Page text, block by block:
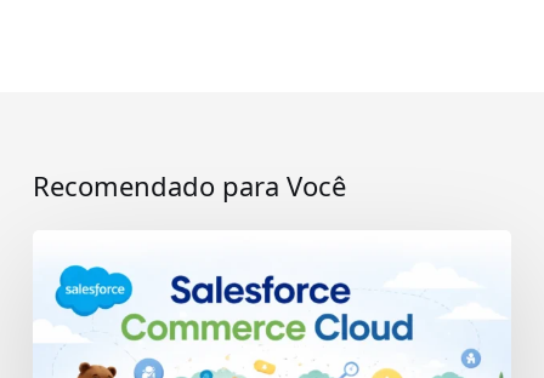
Recomendado para Você
Commerce
Cloud:
benefícios